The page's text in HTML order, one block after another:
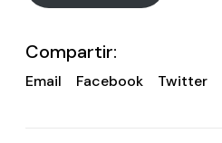
Compartir:
Email Facebook Twitter